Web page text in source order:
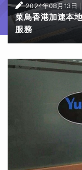
2024年08月13日
菜鳥香港加速本
服務